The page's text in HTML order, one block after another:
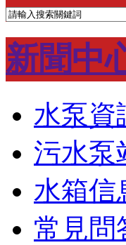
新聞中
水泵資
污水泵
水箱信
常見問